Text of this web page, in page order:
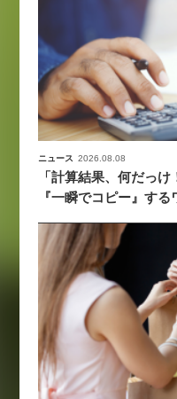
ニュース 2026.08.08
「計算結果、何だっ
『一瞬でコピー』する